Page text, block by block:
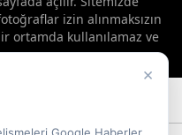
×
izin alınmaksızın
ortamda kullanılamaz ve